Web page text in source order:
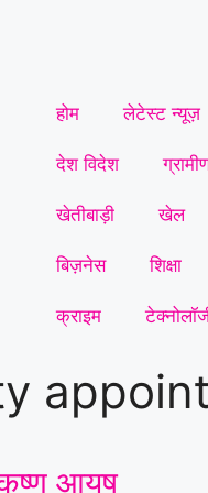
होम लेटेस्ट न्यूज़
देश विदेश
खेतीबाड़ी खेल
बिज़नेस शिक्षा
क्राइम
कृष्ण आयुष